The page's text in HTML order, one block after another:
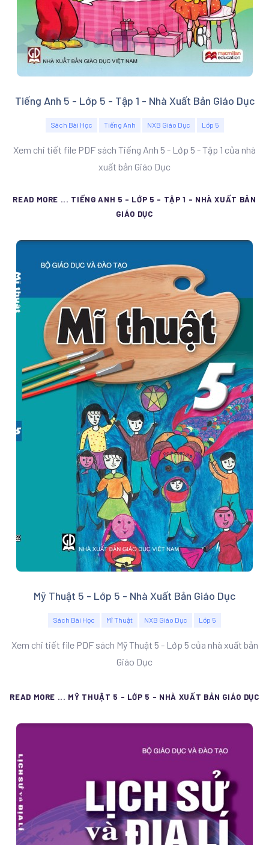
Tiếng Anh 5 - Lớp 5 - Tập 1 - Nhà Xuất Bản Giáo Dục
Sách Bài Học Tiếng Anh NXB Giáo Dục Lớp 5
Xem chi tiết file PDF sách Tiếng Anh 5 - Lớp 5 - Tập 1 của nhà
xuất bản Giáo Dục
READ MORE ... TIẾNG ANH 5 - LỚP 5 - TẬP 1 - NHÀ XUẤT BẢN
GIÁO DỤC
Mỹ Thuật 5 - Lớp 5 - Nhà Xuất Bản Giáo Dục
Sách Bài Học Mĩ Thuật NXB Giáo Dục Lớp 5
Xem chi tiết file PDF sách Mỹ Thuật 5 - Lớp 5 của nhà xuất bản
Giáo Dục
READ MORE ... MỸ THUẬT 5 - LỚP 5 - NHÀ XUẤT BẢN GIÁO DỤC